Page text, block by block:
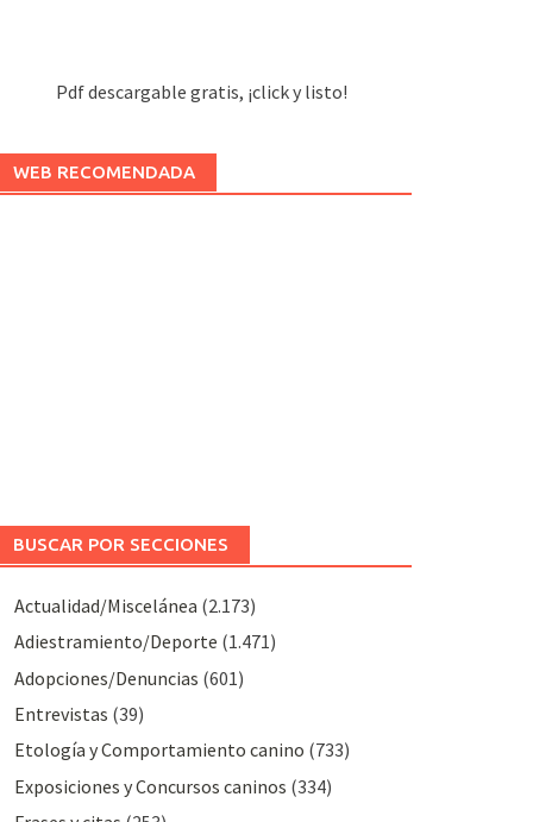
Pdf descargable gratis, ¡click y listo!
WEB RECOMENDADA
BUSCAR POR SECCIONES
Actualidad/Miscelánea (2.173)
Adiestramiento/Deporte (1.471)
Adopciones/Denuncias (601)
Entrevistas (39)
Etología y Comportamiento canino (733)
Exposiciones y Concursos caninos (334)